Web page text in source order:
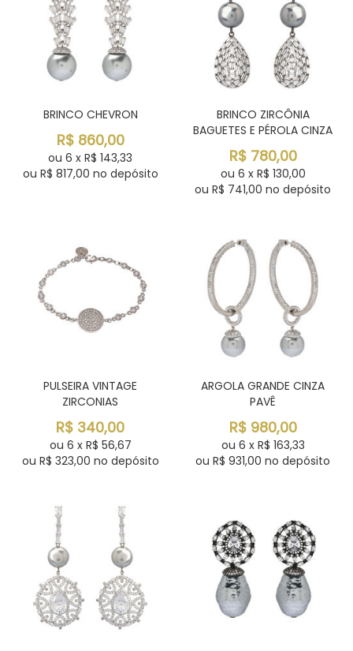
BRINCO CHEVRON
R$ 860,00
ou 6 x R$ 143,33
ou R$ 817,00 no depósito
BRINCO ZIRCÔNIA
BAGUETES E PÉROLA CINZA
R$ 780,00
ou 6 x R$ 130,00
ou R$ 741,00 no depósito
PULSEIRA VINTAGE
ZIRCONIAS
R$ 340,00
ou 6 x R$ 56,67
ou R$ 323,00 no depósito
ARGOLA GRANDE CINZA
PAVÊ
R$ 980,00
ou 6 x R$ 163,33
ou R$ 931,00 no depósito